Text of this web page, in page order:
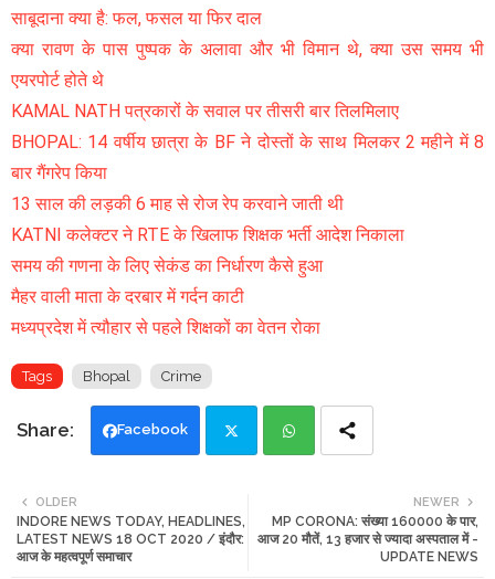
साबूदाना क्या है: फल, फसल या फिर दाल
क्या रावण के पास पुष्पक के अलावा और भी विमान थे, क्या उस समय भी
एयरपोर्ट होते थे
KAMAL NATH पत्रकारों के सवाल पर तीसरी बार तिलमिलाए
BHOPAL: 14 वर्षीय छात्रा के BF ने दोस्तों के साथ मिलकर 2 महीने में 8
बार गैंगरेप किया
13 साल की लड़की 6 माह से रोज रेप करवाने जाती थी
KATNI कलेक्टर ने RTE के खिलाफ शिक्षक भर्ती आदेश निकाला
समय की गणना के लिए सेकंड का निर्धारण कैसे हुआ
मैहर वाली माता के दरबार में गर्दन काटी
मध्यप्रदेश में त्यौहार से पहले शिक्षकों का वेतन रोका
Tags Bhopal Crime
Facebook
tte ats
NEWER
MP CORONA: संख्या 160000 के पार,
आज 20 मौतें, 13 हजार से ज्यादा अस्पताल में -
UPDATE NEWS
OLDER
INDORE NEWS TODAY, HEADLINES,
LATEST NEWS 18 OCT 2020 / इंदौर:
आज के महत्वपूर्ण समाचार